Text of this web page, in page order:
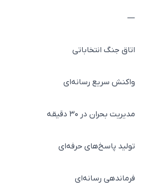
اتاق جنگ انتخاباتی
واکنش سریع رسانه‌ای
مدیریت بحران در ۳۰ دقیقه
تولید پاسخ‌های حرفه‌ای
فرماندهی رسانه‌ای